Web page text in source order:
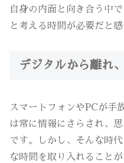
自身の内面と向き合う中
と考える時間が必要だと
デジタルから離れ
スマートフォンやPCが手
は常に情報にさらされ、
です。しかし、そんな時
な時間を取り入れること